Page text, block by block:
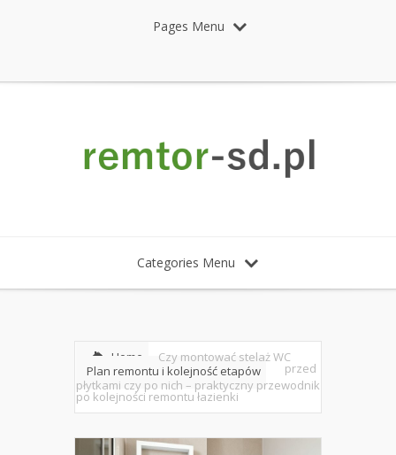
Pages Menu
Categories Menu
Home
Plan remontu i kolejność etapów
Czy montować stelaż WC
przed
płytkami czy po nich – praktyczny przewodnik
po kolejności remontu łazienki